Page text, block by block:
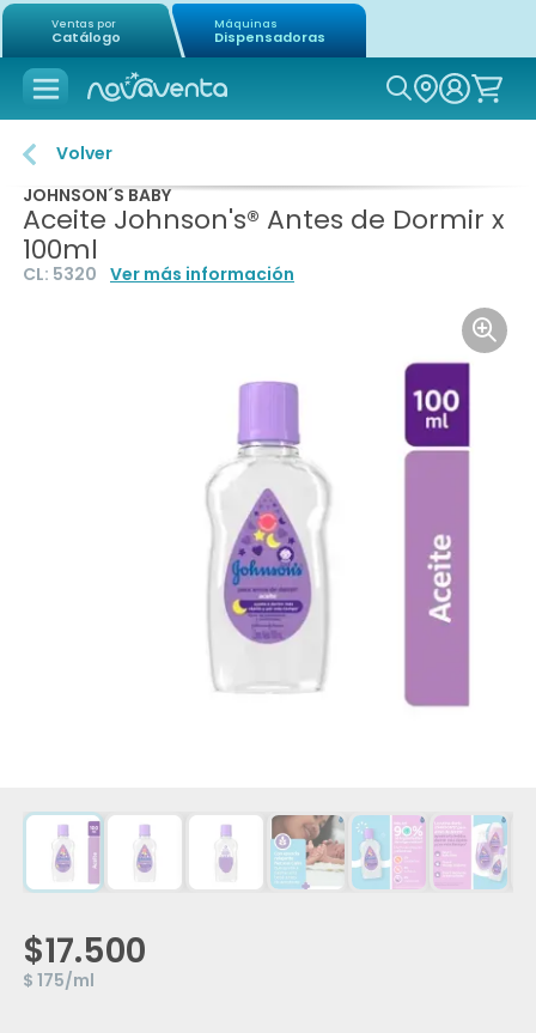
Ventas por
Catálogo
Máquinas
Dispensadoras
Icon of
Volver
JOHNSON´S BABY
Aceite Johnson's® Antes de Dormir x
100ml
CL: 5320 Ver más información
Icon
$17.500
$ 175/ml